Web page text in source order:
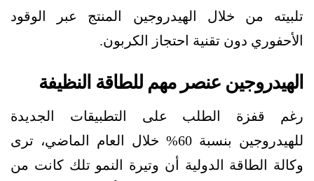
تلبيته من خلال الهيدروجين المنتج عبر الوقود
الأحفوري دون تقنية احتجاز الكربون.
الهيدروجين عنصر مهم للطاقة النظيفة
رغم قفزة الطلب على التطبيقات الجديدة
للهيدروجين بنسبة 60% خلال العام الماضي، ترى
وكالة الطاقة الدولية أن وتيرة النمو تلك كانت من